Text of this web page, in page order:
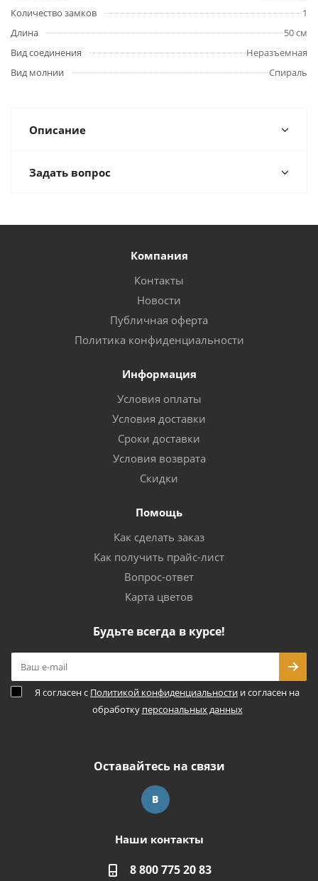
Количество замков
1
Длина
50 см
Вид соединения
Неразъемная
Вид молнии
Спираль
Описание
Задать вопрос
Компания
Контакты
Новости
Публичная оферта
Политика конфиденциальности
Информация
Условия оплаты
Условия доставки
Сроки доставки
Условия возврата
Скидки
Помощь
Как сделать заказ
Как получить прайс-лист
Вопрос-ответ
Карта цветов
Будьте всегда в курсе!
Я согласен с Политикой конфиденциальности и согласен на
обработку персональных данных
Оставайтесь на связи
Наши контакты
8 800 775 20 83